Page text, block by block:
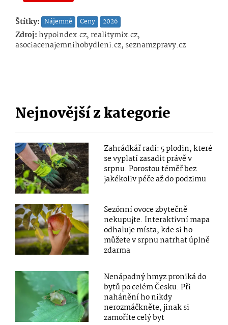
Štítky: Nájemné Ceny 2026
Zdroj:hypoindex.cz, realitymix.cz,
asociacenajemnihobydleni.cz, seznamzpravy.cz
Nejnovější z kategorie
Zahrádkář radí: 5 plodin, které
se vyplatí zasadit právě v
srpnu. Porostou téměř bez
jakékoliv péče až do podzimu
Sezónní ovoce zbytečně
nekupujte. Interaktivní mapa
odhaluje místa, kde si ho
můžete v srpnu natrhat úplně
zdarma
Nenápadný hmyz proniká do
bytů po celém Česku. Při
nahánění ho nikdy
nerozmáčkněte, jinak si
zamoříte celý byt